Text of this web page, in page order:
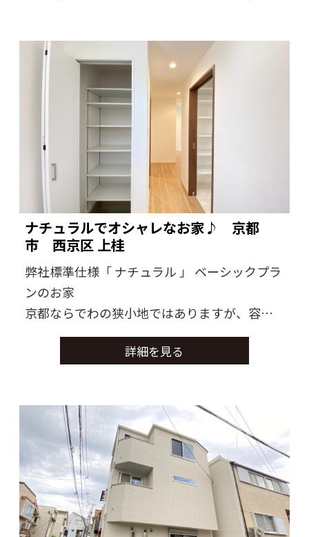
ナチュラルでオシャレなお家♪ 京都
市 西京区 上桂
弊社標準仕様「 ナチュラル 」 ベーシックプラ
ンのお家
京都ならでわの狭小地ではありますが、容積
建蔽率に余裕のある地域でしたので、
土地と建物の可能性をいっぱい引き出すこと
詳細を見る